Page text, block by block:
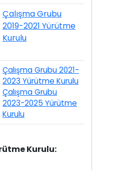
Çalışma Grubu
2019-2021 Yürütme
Kurulu
Çalışma Grubu 2021-
2023 Yürütme Kurulu
Çalışma Grubu
2023-2025 Yürütme
Kurulu
Kurulu: